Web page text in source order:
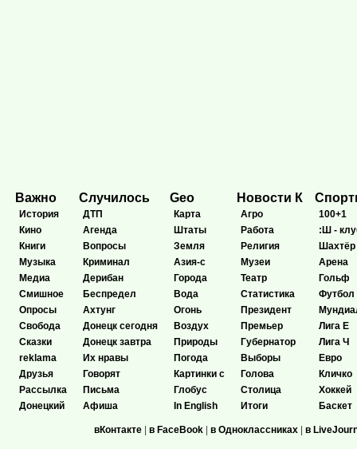
Важно
История
Кино
Книги
Музыка
Медиа
Смишное
Опросы
Свобода
Сказки
reklama
Друзья
Рассылка
Донецкий
Случилось
ДТП
Агенда
Вопросы
Криминал
Дерибан
Беспредел
Ахтунг
Донецк сегодня
Донецк завтра
Их нравы
Говорят
Письма
Афиша
Geo
Карта
Штаты
Земля
Азия-с
Города
Вода
Огонь
Воздух
Природы
Погода
Картинки с
Глобус
In English
Новости К
Агро
Работа
Религия
Музеи
Театр
Статистика
Президент
Премьер
Губернатор
Выборы
Голова
Столица
Итоги
100+1
:Ш -
Шахтёр
Арена
Гольф
Футбол
Лига Е
Лига Ч
Евро
Кличко
Хоккей
Баскет
вКонтакте | в FaceBook | в Одноклассниках | в